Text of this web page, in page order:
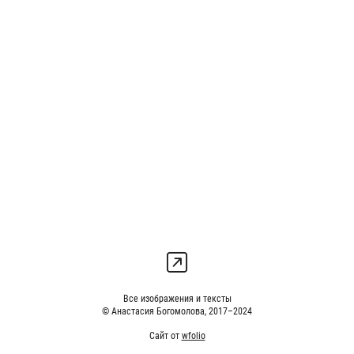
Все изображения и тексты
© Анастасия Богомолова, 2017–2024
Сайт от wfolio